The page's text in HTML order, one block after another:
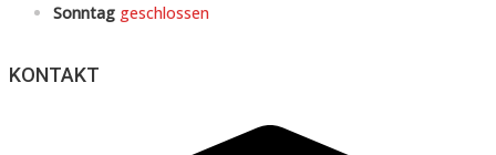
Sonntag geschlossen
KONTAKT